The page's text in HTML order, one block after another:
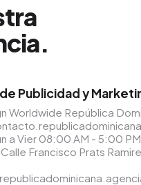
.
Publicidad y
Worldwide República
a Vier 08:00 AM - 5:00 PM
Francisco Prats